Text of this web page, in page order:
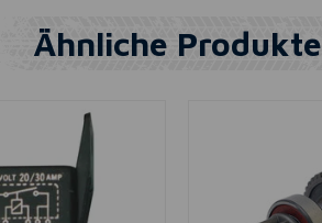
Ähnliche Produkte